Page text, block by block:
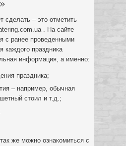
сделать – это отметить
. На сайте
с ранее проведенными
каждого праздника
информация, а именно:
праздника;
– например, обычная
стоил и т.д.;
же можно ознакомиться с